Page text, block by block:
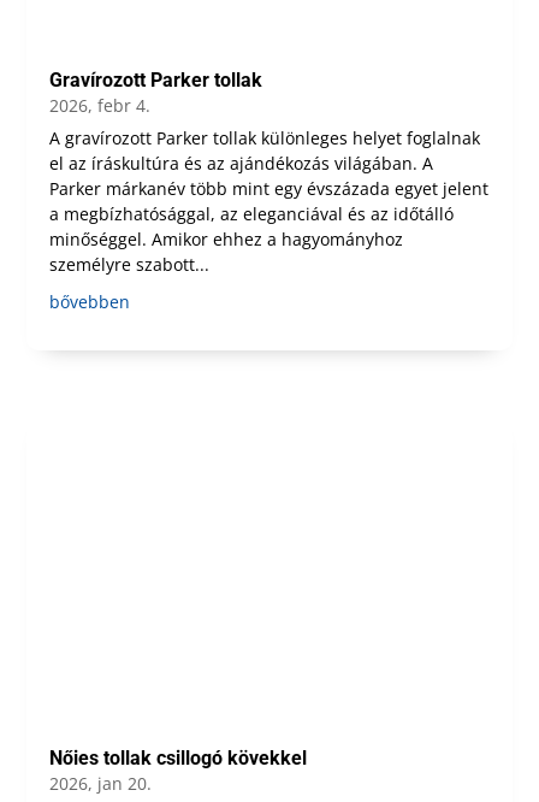
Gravírozott Parker tollak
2026, febr 4.
A gravírozott Parker tollak különleges helyet foglalnak
el az íráskultúra és az ajándékozás világában. A
Parker márkanév több mint egy évszázada egyet jelent
a megbízhatósággal, az eleganciával és az időtálló
minőséggel. Amikor ehhez a hagyományhoz
személyre szabott...
bővebben
Nőies tollak csillogó kövekkel
2026, jan 20.